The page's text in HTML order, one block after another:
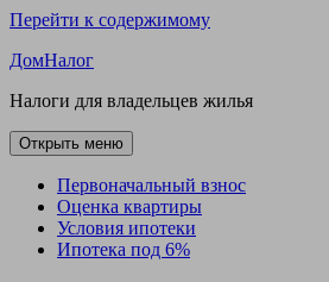
Перейти к содержимому
ДомНалог
Налоги для владельцев жилья
Открыть меню
Первоначальный взнос
Оценка квартиры
Условия ипотеки
Ипотека под 6%